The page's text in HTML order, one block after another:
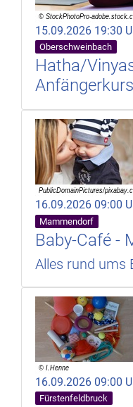
15.09.2026 19:30
Oberschweinbach
Hatha/
Anfängerkurs
16.09.2026 09:00
Mammendorf
Baby-Café -
Alles rund ums
16.09.2026 09:00
Fürstenfeldbruck